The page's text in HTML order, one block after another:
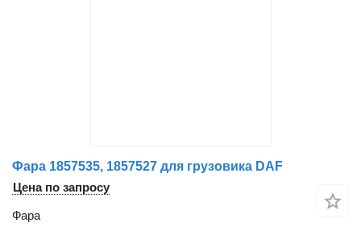
Фара 1857535, 1857527 для грузовика DAF
Цена по запросу
Фара